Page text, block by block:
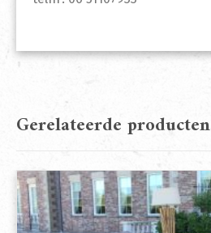
Gerelateerde producten